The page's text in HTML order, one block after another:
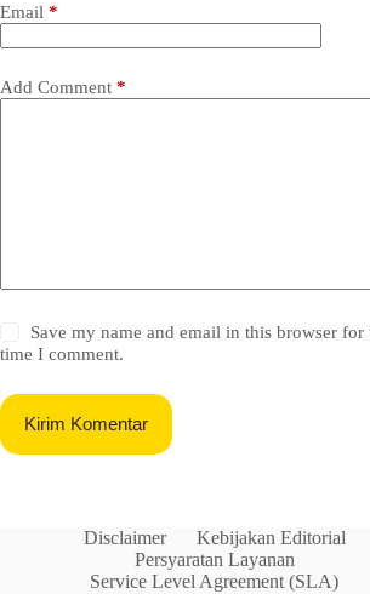
Email *
Add Comment *
Save my name and email in this browser for
time I comment.
Kirim Komentar
Disclaimer
Kebijakan Editorial
Persyaratan Layanan
Service Level Agreement (SLA)